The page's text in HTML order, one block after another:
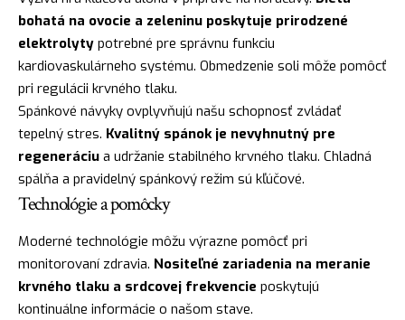
bohatá na ovocie a zeleninu poskytuje prirodzené
elektrolyty potrebné pre správnu funkciu
kardiovaskulárneho systému. Obmedzenie soli môže pomôcť
pri regulácii krvného tlaku.
Spánkové návyky ovplyvňujú našu schopnosť zvládať
tepelný stres. Kvalitný spánok je nevyhnutný pre
regeneráciu a udržanie stabilného krvného tlaku. Chladná
spálňa a pravidelný spánkový režim sú kľúčové.
Technológie a pomôcky
Moderné technológie môžu výrazne pomôcť pri
monitorovaní zdravia. Nositeľné zariadenia na meranie
krvného tlaku a srdcovej frekvencie poskytujú
kontinuálne informácie o našom stave.